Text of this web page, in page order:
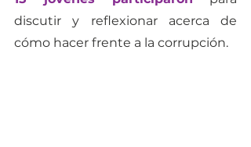
discutir y reflexionar acerca de
cómo hacer frente a la corrupción.